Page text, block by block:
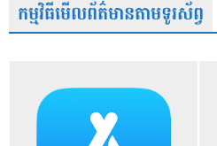
កម្មវិធីមើលព័ត៌មានតាមទូរស័ព្វ